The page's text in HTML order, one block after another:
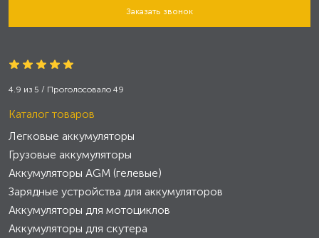
Заказать звонок
4.9 из 5 / Проголосовало 49
Каталог товаров
Легковые аккумуляторы
Грузовые аккумуляторы
Аккумуляторы AGM (гелевые)
Зарядные устройства для аккумуляторов
Аккумуляторы для мотоциклов
Аккумуляторы для скутера